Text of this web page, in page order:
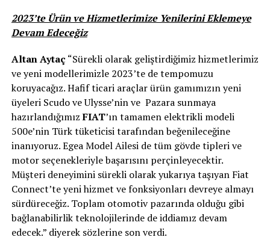
2023’te Ürün ve Hizmetlerimize Yenilerini Eklemeye
Devam Edeceğiz
Altan Aytaç “Sürekli olarak geliştirdiğimiz hizmetlerimiz
ve yeni modellerimizle 2023’te de tempomuzu
koruyacağız. Hafif ticari araçlar ürün gamımızın yeni
üyeleri Scudo ve Ulysse’nin ve Pazara sunmaya
hazırlandığımızFIAT’ın tamamen elektrikli modeli
500e’nin Türk tüketicisi tarafından beğenileceğine
inanıyoruz. Egea Model Ailesi de tüm gövde tipleri ve
motor seçenekleriyle başarısını perçinleyecektir.
Müşteri deneyimini sürekli olarak yukarıya taşıyan Fiat
Connect’te yeni hizmet ve fonksiyonları devreye almayı
sürdüreceğiz. Toplam otomotiv pazarında olduğu gibi
bağlanabilirlik teknolojilerinde de iddiamız devam
edecek.” diyerek sözlerine son verdi.